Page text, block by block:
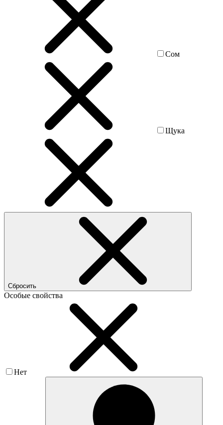
Сом
Щука
Сбросить
Особые свойства
Нет